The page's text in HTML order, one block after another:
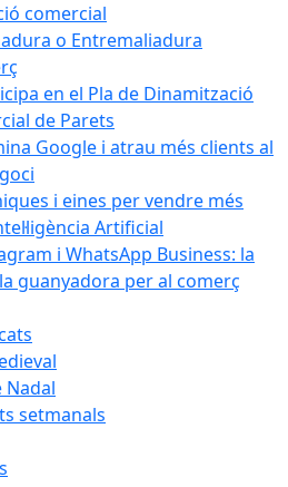
comercial
o Entremaliadura
en el Pla de Dinamització
de Parets
Google i atrau més clients al
i eines per vendre més
Artificial
i WhatsApp Business: la
guanyadora per al comerç
Nadal
setmanals